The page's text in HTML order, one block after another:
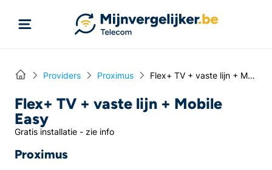
Home Providers Proximus Flex+ TV + vaste lijn + Mobile Easy
Flex+ TV + vaste lijn + Mobile
Easy
Gratis installatie - zie info
Proximus